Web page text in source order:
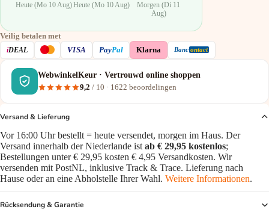
Heute (Mo 10 Aug)Heute (Mo 10 Aug)
Morgen (Di 11
Aug)
Veilig betalen met
iDEAL VISA PayPal Klarna Banc ontact
WebwinkelKeur · Vertrouwd online shoppen
9,2 / 10 · 1622 beoordelingen
Versand & Lieferung
Vor 16:00 Uhr bestellt = heute versendet, morgen im Haus. Der
Versand innerhalb der Niederlande ist ab € 29,95 kostenlos;
Bestellungen unter € 29,95 kosten € 4,95 Versandkosten. Wir
versenden mit PostNL, inklusive Track & Trace. Lieferung nach
Hause oder an eine Abholstelle Ihrer Wahl. Weitere Informationen.
Rücksendung & Garantie